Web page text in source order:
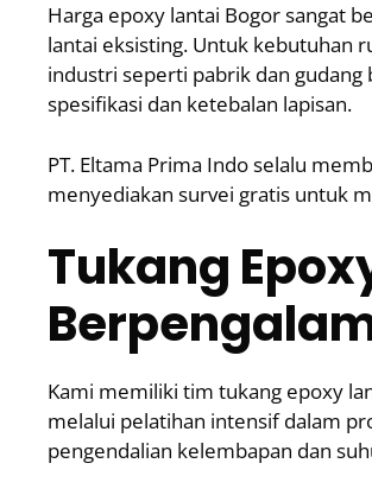
Harga epoxy lantai Bogor sangat
lantai eksisting. Untuk kebutuhan
industri seperti pabrik dan
spesifikasi dan ketebalan lapisan.
PT. Eltama Prima Indo selalu
menyediakan survei gratis untuk
Tukang
Kami memiliki tim tukang epoxy
melalui pelatihan intensif dalam
pengendalian kelembapan dan